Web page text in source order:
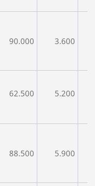
90.000 3.600
62.500 5.200
88.500 5.900